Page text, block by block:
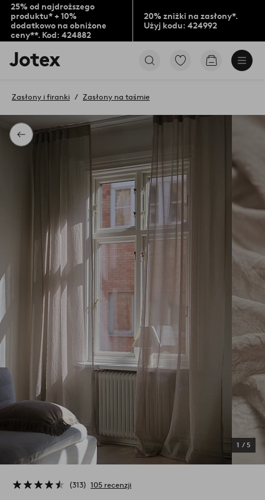
25% od najdroższego
produktu* + 10%
dodatkowo na obniżone
ceny**. Kod: 424882
20% zniżki na zasłony*.
Użyj kodu: 424992
Logo
Jotex
na
stronę
PrzejdźPrzejdź
Powrót
Zasłony i firanki Zasłony na taśmie
1 / 5
313 105 recenzji